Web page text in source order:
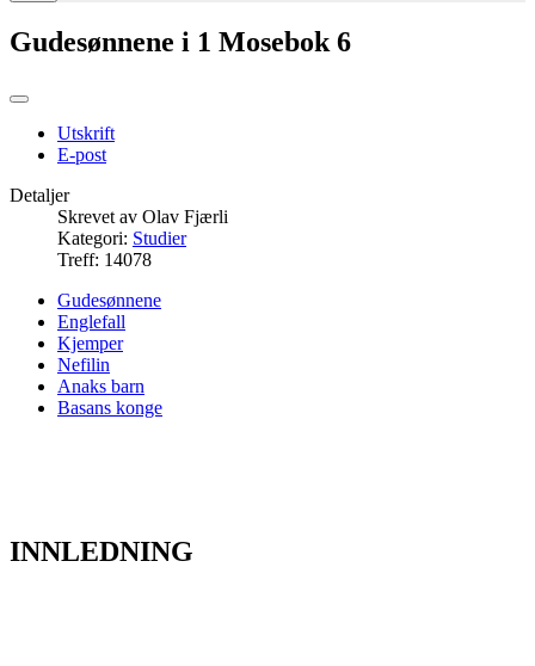
Gudesønnene i 1 Mosebok 6
Utskrift
E-post
Detaljer
Skrevet av Olav Fjærli
Kategori: Studier
Treff: 14078
Gudesønnene
Englefall
Kjemper
Nefilin
Anaks barn
Basans konge
INNLEDNING